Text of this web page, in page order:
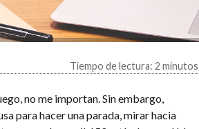
Tiempo de lectura: 2 minutos
no me importan. Sin embargo,
para hacer una parada, mirar hacia